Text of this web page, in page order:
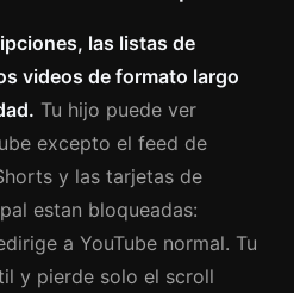
las listas de
videos de formato largo
Tu hijo puede ver
excepto el feed de
y las tarjetas de
estan bloqueadas:
a YouTube normal. Tu
y pierde solo el scroll